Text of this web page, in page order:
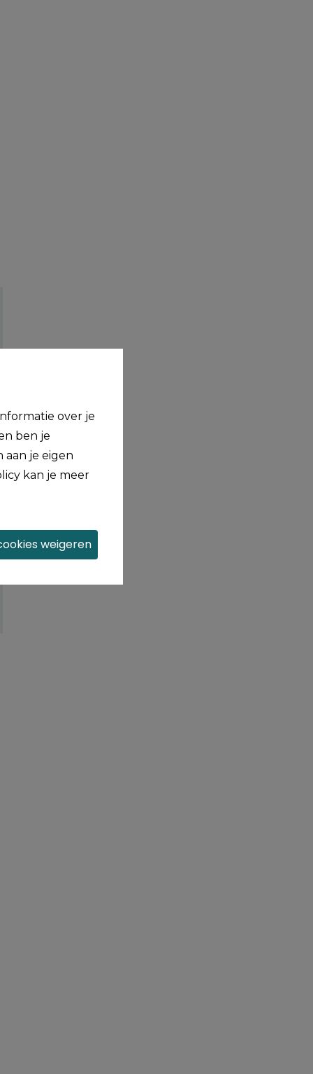
over je
ben je
aan je eigen
kan je meer
weigeren